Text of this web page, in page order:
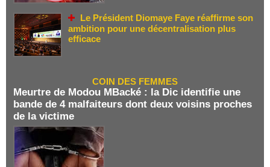
Le Président Diomaye Faye réaffirme son
ambition pour une décentralisation plus
efficace
COIN DES FEMMES
Meurtre de Modou MBacké : la Dic identifie une
bande de 4 malfaiteurs dont deux voisins proches
de la victime